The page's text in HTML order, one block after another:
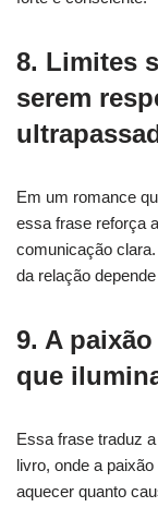
8. Limites
serem
Em um romance
essa frase reforça
comunicação
da relação
9. A
que
Essa frase traduz
livro, onde a
aquecer quanto